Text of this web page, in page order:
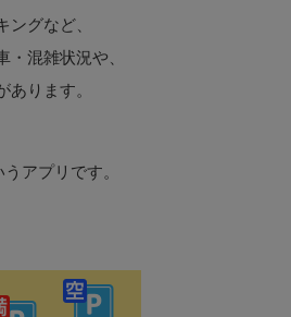
ングなど、
・混雑状況や、
あります。
アプリです。